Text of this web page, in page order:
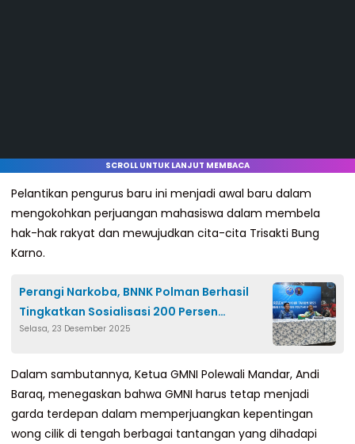
SCROLL UNTUK LANJUT MEMBACA
Pelantikan pengurus baru ini menjadi awal baru dalam
mengokohkan perjuangan mahasiswa dalam membela
hak-hak rakyat dan mewujudkan cita-cita Trisakti Bung
Karno.
Perangi Narkoba, BNNK Polman Berhasil
Tingkatkan Sosialisasi 200 Persen
Sepanjang 2025
Selasa, 23 Desember 2025
Dalam sambutannya, Ketua GMNI Polewali Mandar, Andi
Baraq, menegaskan bahwa GMNI harus tetap menjadi
garda terdepan dalam memperjuangkan kepentingan
wong cilik di tengah berbagai tantangan yang dihadapi